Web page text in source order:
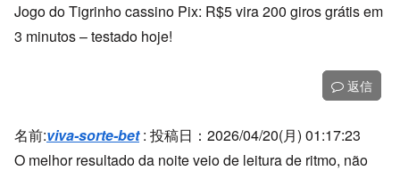
Jogo do Tigrinho cassino Pix: R$5 vira 200 giros grátis em
3 minutos – testado hoje!
返信
名前:viva-sorte-bet: 投稿日：2026/04/20(月) 01:17:23
O melhor resultado da noite veio de leitura de ritmo, não